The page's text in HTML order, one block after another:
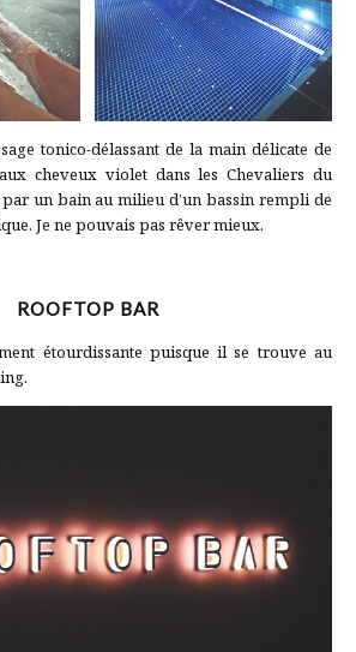
tonico-délassant de la main délicate de
cheveux violet dans les Chevaliers du
un bain au milieu d’un bassin rempli de
Je ne pouvais pas rêver mieux.
ROOFTOP BAR
étourdissante puisque il se trouve au